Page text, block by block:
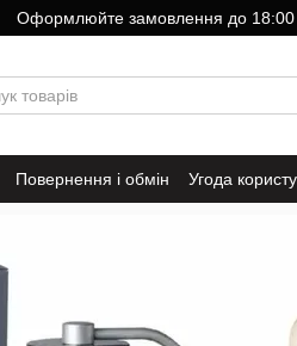
Оформлюйте замовлення до 18:00
Повернення і обмін Угода